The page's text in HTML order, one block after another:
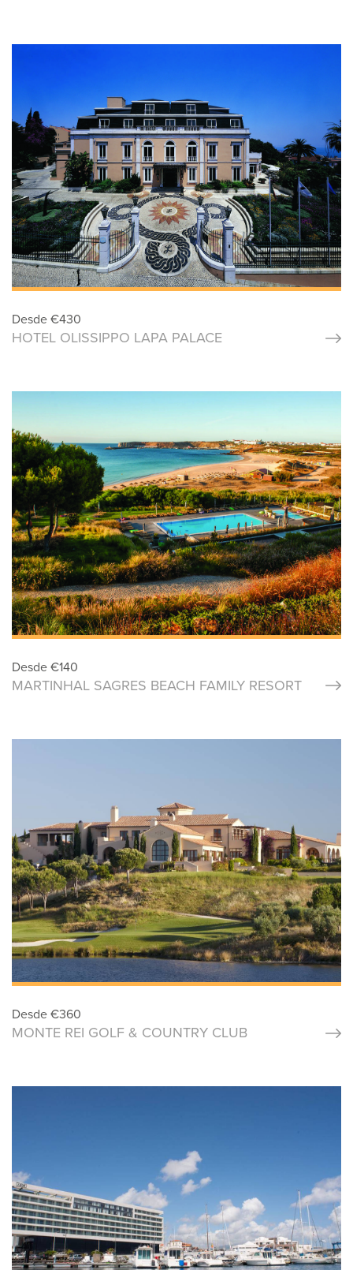
Desde €430
HOTEL OLISSIPPO LAPA PALACE
Desde €140
MARTINHAL SAGRES BEACH FAMILY RESORT
Desde €360
MONTE REI GOLF & COUNTRY CLUB